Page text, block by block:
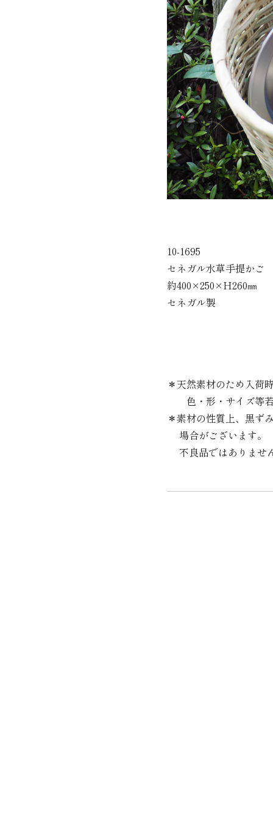
10-1695
セネガル水草手提かご
約400×250×H260㎜
セネガル製
＊天然素材のため入荷
色・形・サイズ等若
＊素材の性質上、黒ず
場合がございます。
不良品ではありませ